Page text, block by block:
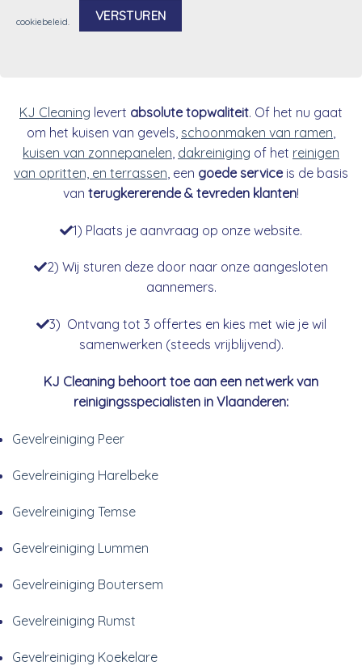
cookiebeleid.
KJ Cleaning levert absolute topwaliteit. Of het nu gaat
om het kuisen van gevels, schoonmaken van ramen
kuisen van zonnepanelen dakreiniging of het reinigen
van opritten, en terrassen , een goede serviceis de basis
van terugkererende & tevreden klanten!
1) Plaats je aanvraag op onze website.
2) Wij sturen deze door naar onze aangesloten
aannemers.
3) Ontvang tot 3 offertes en kies met wie je wil
samenwerken (steeds vrijblijvend).
KJ Cleaning behoort toe aan een netwerk van
reinigingsspecialisten in Vlaanderen:
Gevelreiniging Peer
Gevelreiniging Harelbeke
Gevelreiniging Temse
Gevelreiniging Lummen
Gevelreiniging Boutersem
Gevelreiniging Rumst
Gevelreiniging Koekelare